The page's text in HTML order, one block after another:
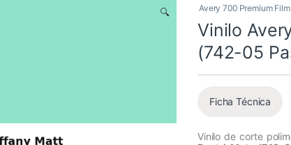
🔍 Avery 700 Premium Film
Vinilo
(742-05
Ficha Técnica
Vinilo de corte